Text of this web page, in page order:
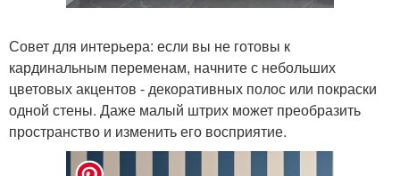
Совет для интерьера: если вы не готовы к
кардинальным переменам, начните с небольших
цветовых акцентов - декоративных полос или покраски
одной стены. Даже малый штрих может преобразить
пространство и изменить его восприятие.